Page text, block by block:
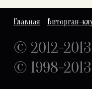
Главная Виторган-
© 2012-
© 1998-2013